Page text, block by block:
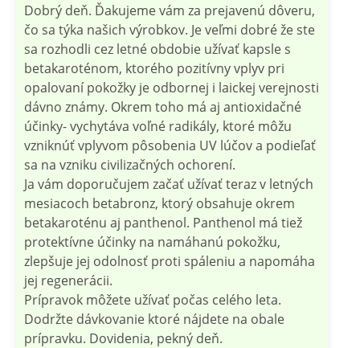
Dobrý deň. Ďakujeme vám za prejavenú dôveru,
čo sa týka našich výrobkov. Je veľmi dobré že ste
sa rozhodli cez letné obdobie užívať kapsle s
betakaroténom, ktorého pozitívny vplyv pri
opalovaní pokožky je odbornej i laickej verejnosti
dávno známy. Okrem toho má aj antioxidačné
účinky- vychytáva voľné radikály, ktoré môžu
vzniknúť vplyvom pôsobenia UV lúčov a podieľať
sa na vzniku civilizačných ochorení.
Ja vám doporučujem začať užívať teraz v letných
mesiacoch betabronz, ktorý obsahuje okrem
betakaroténu aj panthenol. Panthenol má tiež
protektívne účinky na namáhanú pokožku,
zlepšuje jej odolnosť proti spáleniu a napomáha
jej regenerácii.
Prípravok môžete užívať počas celého leta.
Dodržte dávkovanie ktoré nájdete na obale
prípravku. Dovidenia, pekný deň.